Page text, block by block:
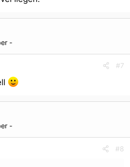
-
#7
-
#8